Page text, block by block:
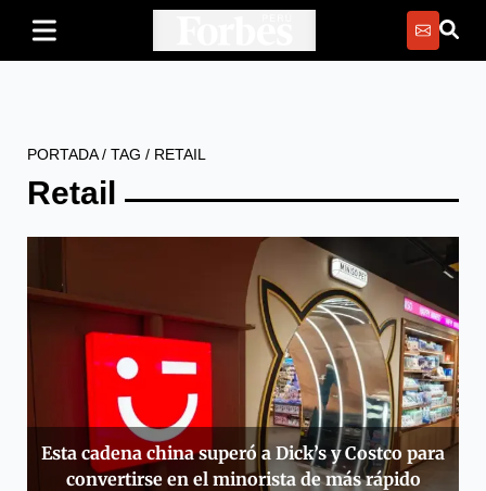
PORTADA/ TAG / RETAIL
Retail
Esta cadena china superó a Dick’s y Costco para
convertirse en el minorista de más rápido